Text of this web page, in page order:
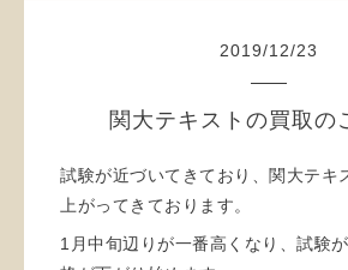
2019/12/23
関大テキストの買取の
試験が近づいてきており、関大テキ
上がってきております。
1月中旬辺りが一番高くなり、試験